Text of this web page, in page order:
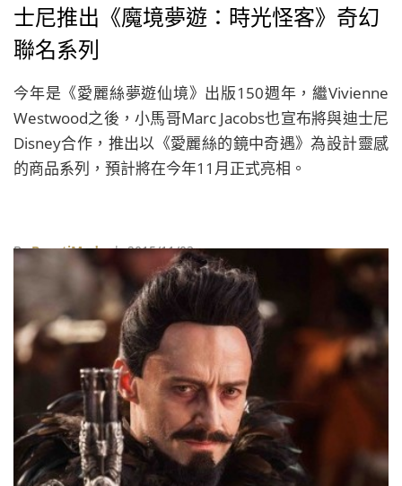
士尼推出《魔境夢遊：時光怪客》奇幻
聯名系列
今年是《愛麗絲夢遊仙境》出版150週年，繼Vivienne
Westwood之後，小馬哥Marc Jacobs也宣布將與迪士尼
Disney合作，推出以《愛麗絲的鏡中奇遇》為設計靈感
的商品系列，預計將在今年11月正式亮相。
ByBeautiMode| 2015/11/03